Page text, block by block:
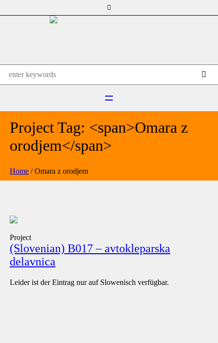
Project Tag: <span>Omara z
orodjem</span>
Home /Omara z orodjem
Project
(Slovenian) B017 – avtokleparska
delavnica
Leider ist der Eintrag nur auf Slowenisch verfügbar.